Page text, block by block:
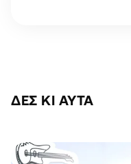
ΔΕΣ ΚΙ ΑΥΤΆ